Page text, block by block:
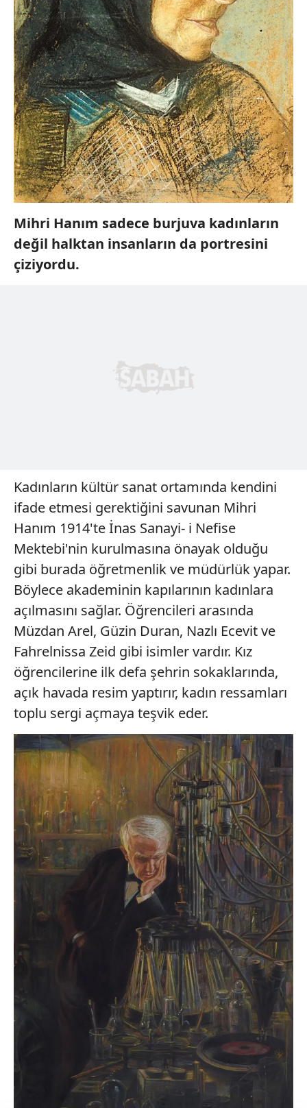
Mihri Hanım sadece burjuva kadınların
değil halktan insanların da portresini
çiziyordu.
Kadınların kültür sanat ortamında kendini
ifade etmesi gerektiğini savunan Mihri
Hanım 1914'te İnas Sanayi- i Nefise
Mektebi'nin kurulmasına önayak olduğu
gibi burada öğretmenlik ve müdürlük yapar.
Böylece akademinin kapılarının kadınlara
açılmasını sağlar. Öğrencileri arasında
Müzdan Arel, Güzin Duran, Nazlı Ecevit ve
Fahrelnissa Zeid gibi isimler vardır. Kız
öğrencilerine ilk defa şehrin sokaklarında,
açık havada resim yaptırır, kadın ressamları
toplu sergi açmaya teşvik eder.